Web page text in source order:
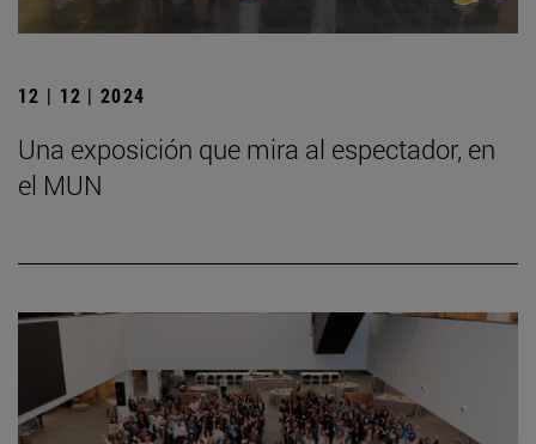
12 | 12 | 2024
Una exposición que mira al espectador, en
el MUN